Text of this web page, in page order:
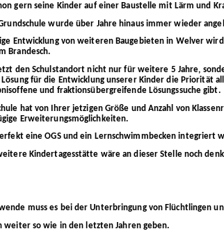
gern seine Kinder auf einer Baustelle mit Lärm und
wurde über Jahre hinaus immer wieder
Entwicklung von weiteren Baugebieten in Welver
Brandesch.
den Schulstandort nicht nur für weitere 5 Jahre,
für die Entwicklung unserer Kinder die Priorität
und fraktionsübergreifende Lösungssuche gibt.
hat von Ihrer jetzigen Größe und Anzahl von
Erweiterungsmöglichkeiten.
eine OGS und ein Lernschwimmbecken integriert
Kindertagesstätte wäre an dieser Stelle noch
muss es bei der Unterbringung von Flüchtlingen
weiter so wie in den letzten Jahren geben.